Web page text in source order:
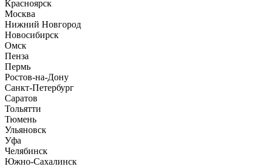
Красноярск
Москва
Нижний Новгород
Новосибирск
Омск
Пенза
Пермь
Ростов-на-Дону
Санкт-Петербург
Саратов
Тольятти
Тюмень
Ульяновск
Уфа
Челябинск
Южно-Сахалинск